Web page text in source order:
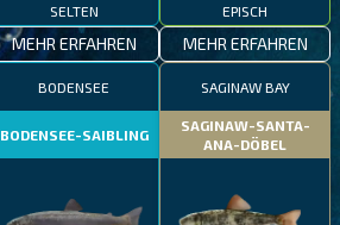
SELTEN
MEHR ERFAHREN
EPISCH
MEHR ERFAHREN
BODENSEE
BODENSEE-SAIBLING
SAGINAW BAY
SAGINAW-SANTA-
ANA-DÖBEL